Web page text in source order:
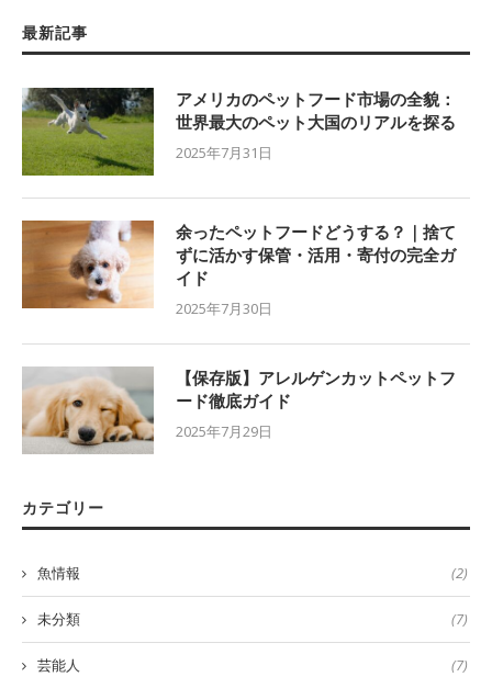
最新記事
アメリカのペットフード市場の全貌：
世界最大のペット大国のリアルを探る
2025年7月31日
余ったペットフードどうする？｜捨て
ずに活かす保管・活用・寄付の完全ガ
イド
2025年7月30日
【保存版】アレルゲンカットペットフ
ード徹底ガイド
2025年7月29日
カテゴリー
魚情報 (2)
未分類 (7)
芸能人 (7)